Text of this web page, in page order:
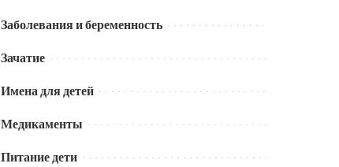
Заболевания и беременность
Зачатие
Имена для детей
Медикаменты
Питание дети